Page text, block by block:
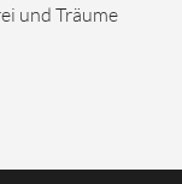
und Träume